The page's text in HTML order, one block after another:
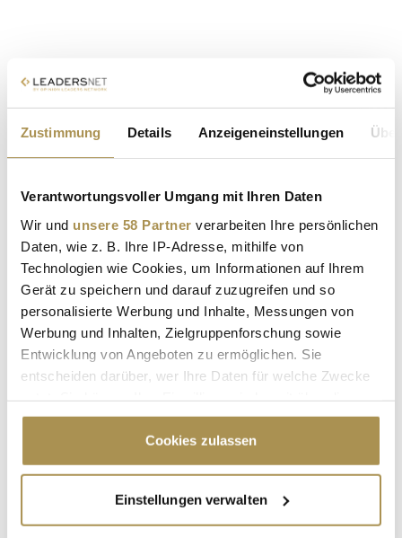
Zustimmung Details Anzeigeneinstellungen
Verantwortungsvoller Umgang mit Ihren Daten
Wir und unsere 58 Partner verarbeiten Ihre persönlichen
Daten, wie z. B. Ihre IP-Adresse, mithilfe von
Technologien wie Cookies, um Informationen auf Ihrem
Gerät zu speichern und darauf zuzugreifen und so
personalisierte Werbung und Inhalte, Messungen von
Werbung und Inhalten, Zielgruppenforschung sowie
Entwicklung von Angeboten zu ermöglichen. Sie
entscheiden darüber, wer Ihre Daten für welche Zwecke
Cookie-Erklärung oder durch Klicken auf das Privacy
Trigger Symbol ändern oder widerrufen
Informationen über Ihre geografische Lage
erfassen, welche bis auf einige Meter genau sein
Cookies zulassen
Einstellungen verwalten